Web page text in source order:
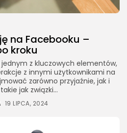
na Facebooku –
kroku
z kluczowych elementów,
z innymi użytkownikami na
zarówno przyjaźnie, jak i
jak związki...
19 LIPCA, 2024